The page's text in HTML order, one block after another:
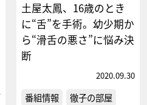
土屋太鳳、16歳のとき
に“舌”を手術。幼少期か
ら“滑舌の悪さ”に悩み決
断
2020.09.30
番組情報
徹子の部屋